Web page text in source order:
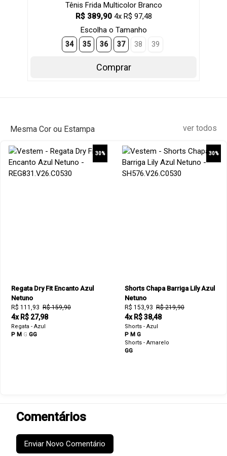
Tênis Frida Multicolor Branco
R$ 389,90 4x R$ 97,48
Escolha o Tamanho
34 35 36 37 38 39
Comprar
Mesma Cor ou Estampa ver todos
30%
Regata Dry Fit Encanto Azul
Netuno
R$ 111,93 R$ 159,90
4x R$ 27,98
Regata - Azul
P M G GG
30%
Shorts Chapa Barriga Lily Azul
Netuno
R$ 153,93 R$ 219,90
4x R$ 38,48
Shorts - Azul
P M G
Shorts - Amarelo
GG
Comentários
Enviar Novo Comentário